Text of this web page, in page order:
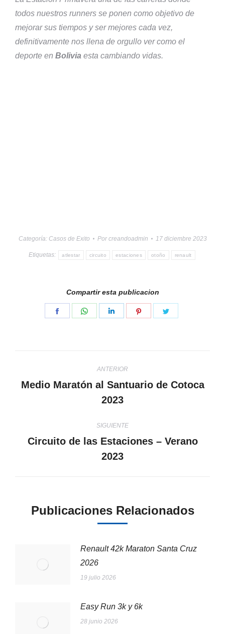
todos nuestros runners se ponen como objetivo de
mejorar sus tiempos y ser mejores cada vez,
definitivamente nos llena de orgullo ver como el
deporte en Bolivia esta cambiando vidas.
Categoría: Casos de Exito Por creandoadmin 17 diciembre 2023
Etiquetas: atlestar circuito estaciones otoño renault
Compartir esta publicacion
Share
Share
Share
Share
entre
publicaciones
ANTERIOR
anterior:
Medio Maratón al Santuario de Cotoca
2023
SIGUIENTE
siguiente:
Circuito de las Estaciones – Verano
2023
Publicaciones Relacionados
Renault 42k Maraton Santa Cruz
2026
19 julio 2026
Easy Run 3k y 6k
28 junio 2026